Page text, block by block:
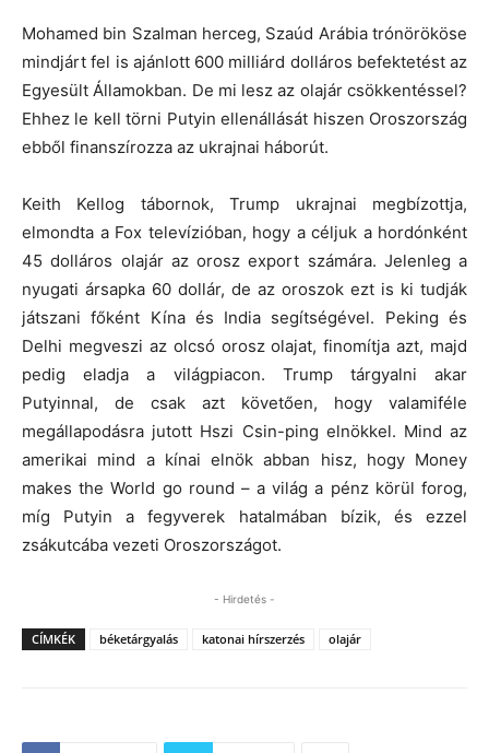
Mohamed bin Szalman herceg, Szaúd Arábia trónörököse
mindjárt fel is ajánlott 600 milliárd dolláros befektetést az
Egyesült Államokban. De mi lesz az olajár csökkentéssel?
Ehhez le kell törni Putyin ellenállását hiszen Oroszország
ebből finanszírozza az ukrajnai háborút.
Keith Kellog tábornok, Trump ukrajnai megbízottja,
elmondta a Fox televízióban, hogy a céljuk a hordónként
45 dolláros olajár az orosz export számára. Jelenleg a
nyugati ársapka 60 dollár, de az oroszok ezt is ki tudják
játszani főként Kína és India segítségével. Peking és
Delhi megveszi az olcsó orosz olajat, finomítja azt, majd
pedig eladja a világpiacon. Trump tárgyalni akar
Putyinnal, de csak azt követően, hogy valamiféle
megállapodásra jutott Hszi Csin-ping elnökkel. Mind az
amerikai mind a kínai elnök abban hisz, hogy Money
makes the World go round – a világ a pénz körül forog,
míg Putyin a fegyverek hatalmában bízik, és ezzel
zsákutcába vezeti Oroszországot.
- Hirdetés -
CÍMKÉK béketárgyalás katonai hírszerzés olajár